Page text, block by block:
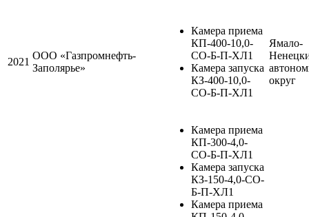
2021
ООО «Газпромнефть-
Заполярье»
Камера приема
КП-400-10,0-
СО-Б-П-ХЛ1
Камера запуска
КЗ-400-10,0-
СО-Б-П-ХЛ1
Ямало-
округ
Камера приема
КП-300-4,0-
СО-Б-П-ХЛ1
Камера запуска
КЗ-150-4,0-СО-
Б-П-ХЛ1
Камера приема